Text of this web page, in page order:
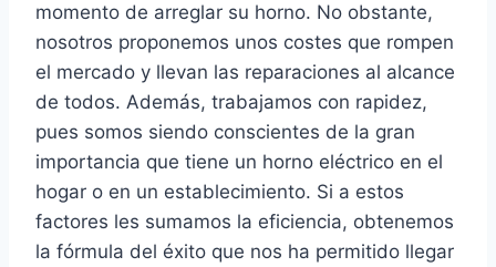
momento de arreglar su horno. No obstante,
nosotros proponemos unos costes que rompen
el mercado y llevan las reparaciones al alcance
de todos. Además, trabajamos con rapidez,
pues somos siendo conscientes de la gran
importancia que tiene un horno eléctrico en el
hogar o en un establecimiento. Si a estos
factores les sumamos la eficiencia, obtenemos
la fórmula del éxito que nos ha permitido llegar